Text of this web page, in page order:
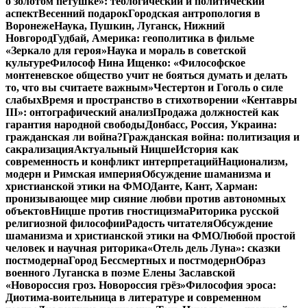
аспектВесенний подарокГородская антропология в
ВоронежеНаука, Пушкин, Луганск, Нижний
НовгородГудбай, Америка: геополитика в фильме
«Зеркало для героя»Наука и мораль в советской
культуреФилософ Нина Ищенко: «Философское
монтеневское общество учит не бояться думать и делать
то, что вы считаете важным»Честертон и Гоголь о силе
слабыхВремя и пространство в стихотворении «Кентавры
III»: онтографический анализПродажа должностей как
гарантия народной свободыДонбасс, Россия, Украина:
гражданская ли война?Гражданская война: политизация и
сакрализацияАктуальный НицшеИстория как
современность и конфликт интерпретацийНационализм,
модерн и Римская империяОбсуждение шаманизма и
христианской этики на ФМОДанте, Кант, Харман:
пронизывающее мир сияние любви против автономных
объектовНицше против гностицизмаРиторика русской
религиозной философииРадость читателяОбсуждение
шаманизма и христианской этики на ФМОЛюбой простой
человек и научная риторика«Отель дель Луна»: сказки
постмодернаГород Бессмертных и постмодернОбраз
военного Луганска в поэме Елены Заславской
«Новороссия гроз. Новороссия грёз»Философия эроса:
Диотима-воительница в литературе и современном